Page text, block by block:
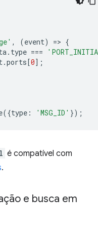
, (event) => {
. type ===
.ports [0];
({type : 'MSG_ID' });
é compatível com
.
e busca em